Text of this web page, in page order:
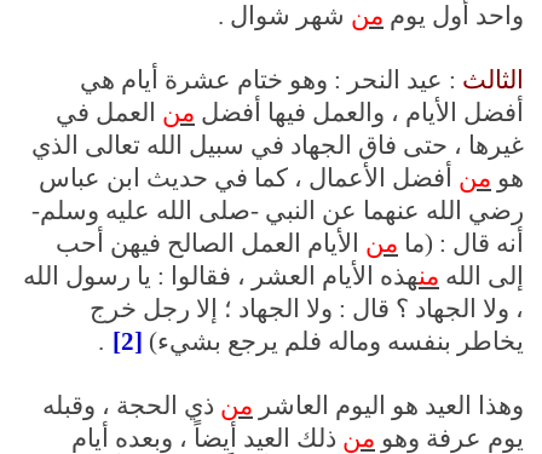
واحد أول يوم من شهر شوال .
الثالث : عيد النحر : وهو ختام عشرة أيام هي
أفضل الأيام ، والعمل فيها أفضل من العمل في
غيرها ، حتى فاق الجهاد في سبيل الله تعالى الذي
هو من أفضل الأعمال ، كما في حديث ابن عباس
رضي الله عنهما عن النبي -صلى الله عليه وسلم-
أنه قال : (ما من الأيام العمل الصالح فيهن أحب
إلى الله منهذه الأيام العشر ، فقالوا : يا رسول الله
، ولا الجهاد ؟ قال : ولا الجهاد ؛ إلا رجل خرج
يخاطر بنفسه وماله فلم يرجع بشيء) [2]
.
وهذا العيد هو اليوم العاشر من ذي الحجة ، وقبله
يوم عرفة وهو من ذلك العيد أيضاً ، وبعده أيام